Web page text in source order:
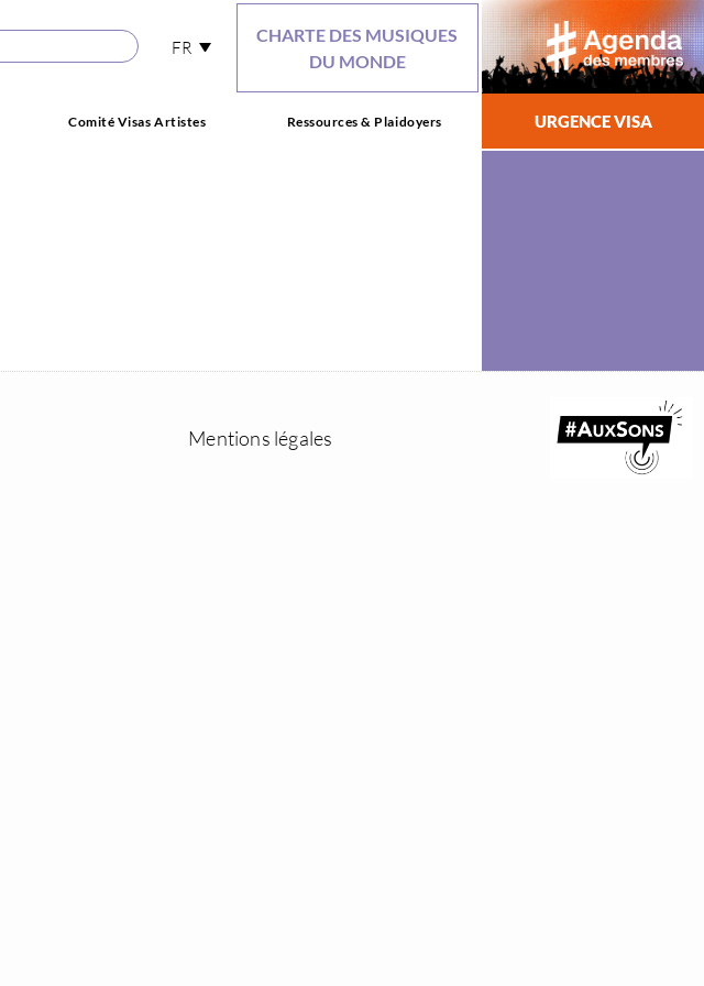
FR
CHARTE DES MUSIQUES
DU MONDE
Comité Visas Artistes Ressources & Plaidoyers URGENCE VISA
Mentions légales